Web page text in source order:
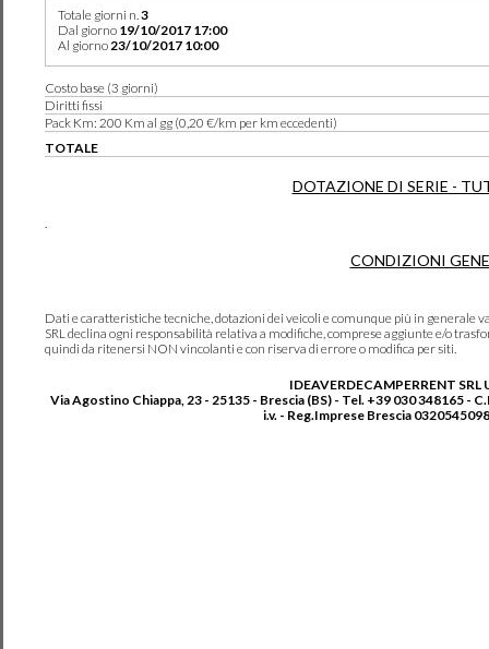
Totale giorni n.3
Dal giorno 19/10/2017 17:00
Al giorno23/10/2017 10:00
Costo base (3 giorni)
Diritti fissi
Pack Km: 200 Km al gg (0,20 €/km per km eccedenti)
TOTALE
DOTAZIONE DI SERIE -
.
CONDIZIONI
Dati e caratteristiche tecniche, dotazioni dei veicoli e comunque più in generale
SRL declina ogni responsabilità relativa a modifiche, comprese aggiunte e/o
quindi da ritenersi NON vincolanti e con riserva di errore o modifica per siti.
IDEAVERDECAMPERRENT SRL
Via Agostino Chiappa, 23 - 25135 - Brescia (BS) - Tel. +39 030 348165 -
i.v. - Reg.Imprese Brescia